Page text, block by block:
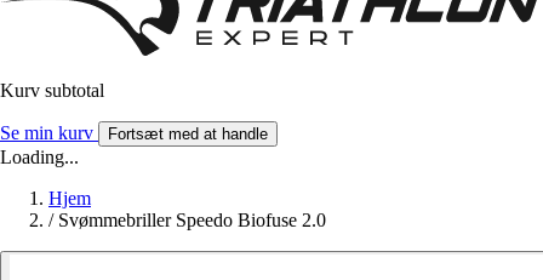
Kurv subtotal
Se min kurv Fortsæt med at handle
Loading...
Hjem
/ Svømmebriller Speedo Biofuse 2.0